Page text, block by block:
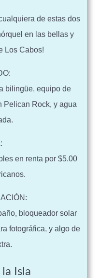
de estas dos
en las bellas y
Los Cabos!
bilingüe, equipo de
Pelican Rock, y agua
en renta por $5.00
bloqueador solar
fotográfica, y algo de
Isla